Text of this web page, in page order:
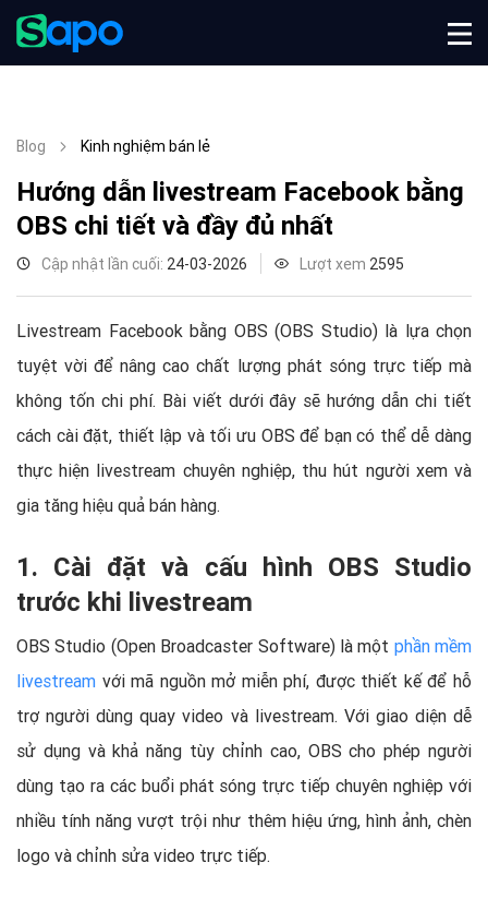
Blog Kinh nghiệm bán lẻ
Hướng dẫn livestream Facebook bằng
OBS chi tiết và đầy đủ nhất
Cập nhật lần cuối: 24-03-2026 Lượt xem 2595
Livestream Facebook bằng OBS (OBS Studio) là lựa chọn
tuyệt vời để nâng cao chất lượng phát sóng trực tiếp mà
không tốn chi phí. Bài viết dưới đây sẽ hướng dẫn chi tiết
cách cài đặt, thiết lập và tối ưu OBS để bạn có thể dễ dàng
thực hiện livestream chuyên nghiệp, thu hút người xem và
gia tăng hiệu quả bán hàng.
1. Cài đặt và cấu hình OBS Studio
trước khi livestream
OBS Studio (Open Broadcaster Software) là một phần mềm
livestream với mã nguồn mở miễn phí, được thiết kế để hỗ
trợ người dùng quay video và livestream. Với giao diện dễ
sử dụng và khả năng tùy chỉnh cao, OBS cho phép người
dùng tạo ra các buổi phát sóng trực tiếp chuyên nghiệp với
nhiều tính năng vượt trội như thêm hiệu ứng, hình ảnh, chèn
logo và chỉnh sửa video trực tiếp.